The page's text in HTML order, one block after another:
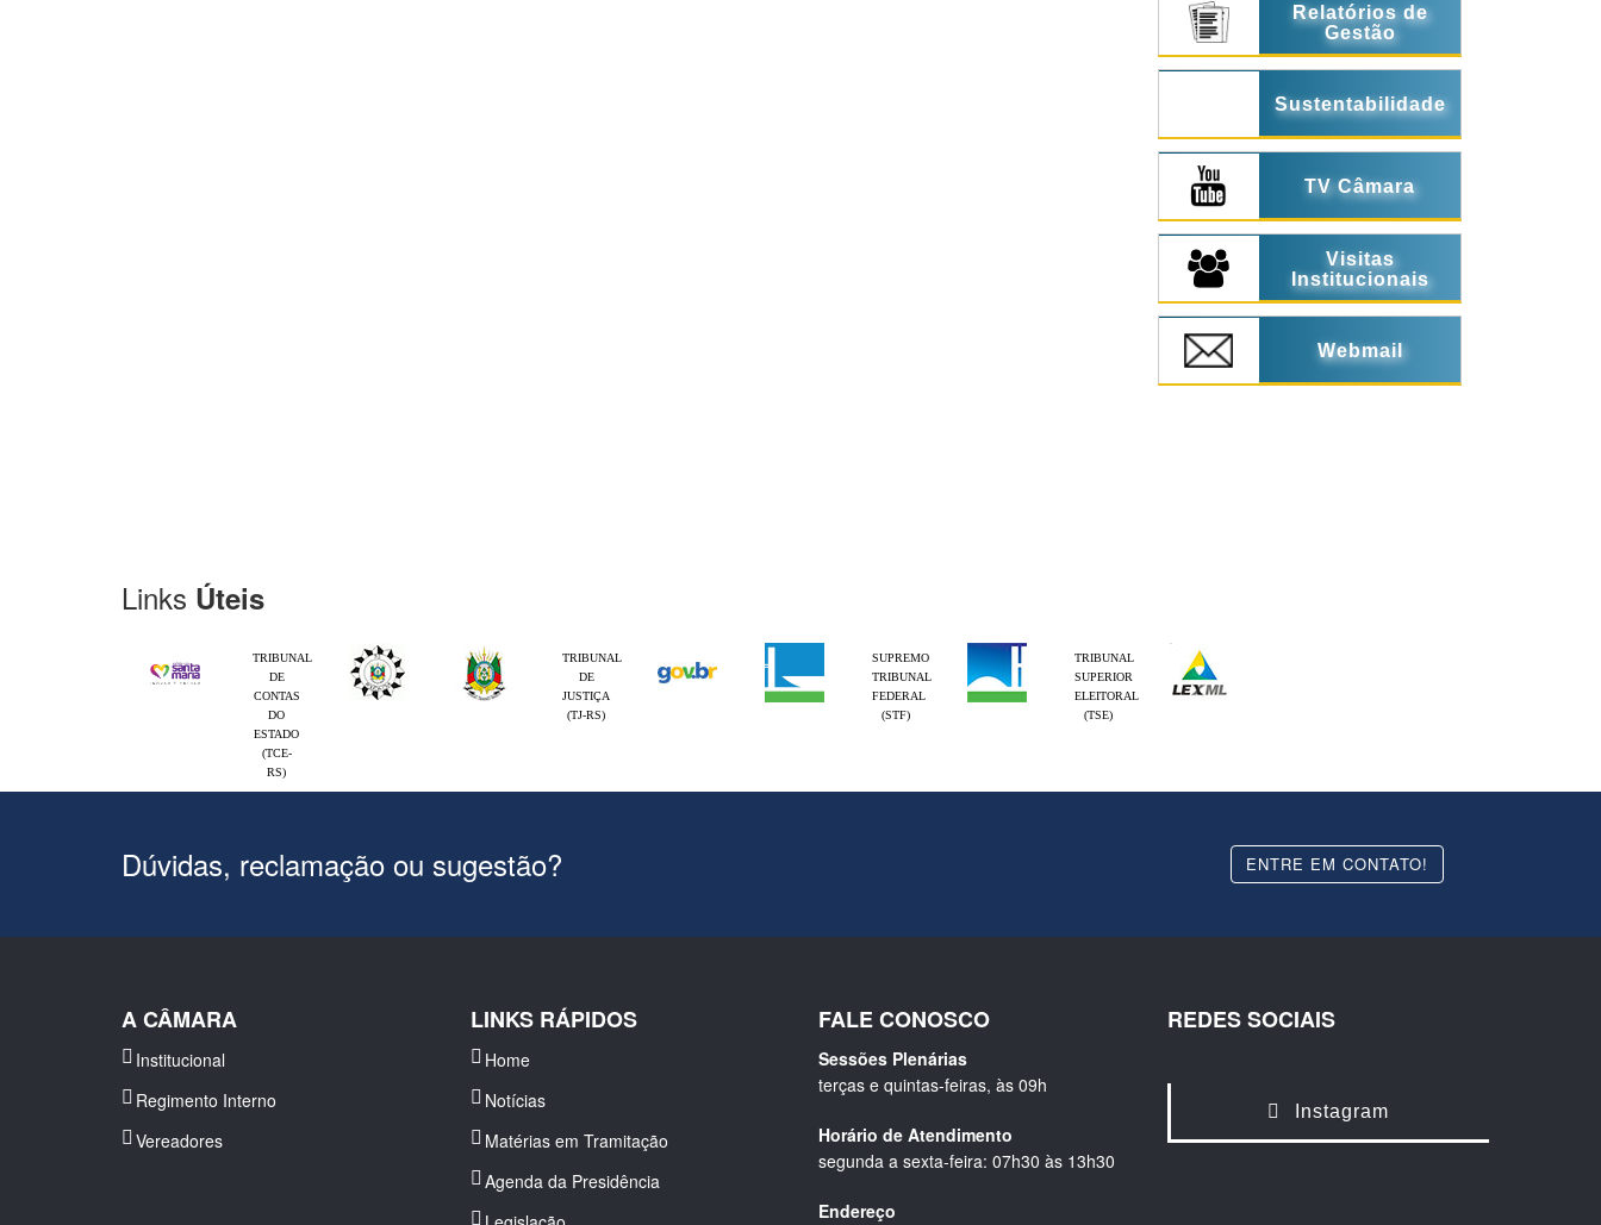
Relatórios de
Gestão
Sustentabilidade
TV Câmara
Visitas
Institucionais
Webmail
Links Úteis
TRIBUNAL
DE
CONTAS
DO
ESTADO
(TCE-
RS)
TRIBUNAL
DE
JUSTIÇA
(TJ-RS)
SUPREMO
TRIBUNAL
FEDERAL
(STF)
TRIBUNAL
SUPERIOR
ELEITORAL
(TSE)
Dúvidas, reclamação ou sugestão? ENTRE EM CONTATO!
A CÂMARA
Institucional
Regimento Interno
Vereadores
LINKS RÁPIDOS
Home
Notícias
Matérias em Tramitação
Agenda da Presidência
FALE CONOSCO
Sessões Plenárias
terças e quintas-feiras, às 09h
Horário de Atendimento
segunda a sexta-feira: 07h30 às 13h30
Endereço
REDES SOCIAIS
Instagram